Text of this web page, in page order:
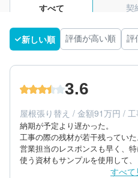
すべて 契
新しい順 評価が高い順 評
3.6
屋根張り替え / 金額91万円 /
納期が予定より遅かった。
工事の際の残材が若干残っていた
営業担当のレスポンスも早く、特
使う資材もサンプルを使用して
要望にもしっかりと応えてくれ
すべて